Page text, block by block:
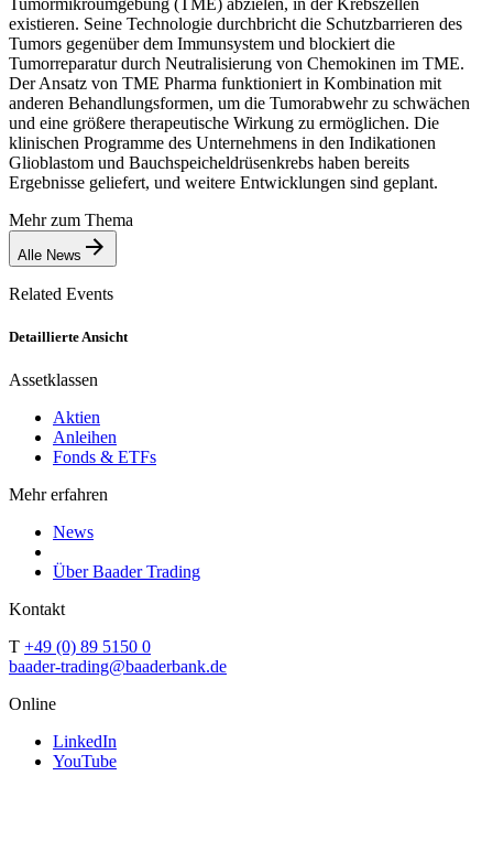
existieren. Seine Technologie durchbricht die Schutzbarrieren des
Tumors gegenüber dem Immunsystem und blockiert die
Tumorreparatur durch Neutralisierung von Chemokinen im TME.
Der Ansatz von TME Pharma funktioniert in Kombination mit
anderen Behandlungsformen, um die Tumorabwehr zu schwächen
und eine größere therapeutische Wirkung zu ermöglichen. Die
klinischen Programme des Unternehmens in den Indikationen
Glioblastom und Bauchspeicheldrüsenkrebs haben bereits
Ergebnisse geliefert, und weitere Entwicklungen sind geplant.
Mehr zum Thema
Alle News
Related Events
Detaillierte Ansicht
Assetklassen
Aktien
Anleihen
Fonds & ETFs
Mehr erfahren
News
Über Baader Trading
Kontakt
T +49 (0) 89 5150 0
baader-trading@baaderbank.de
Online
LinkedIn
YouTube